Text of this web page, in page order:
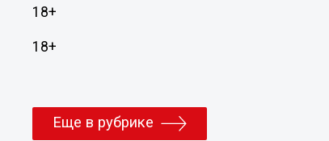
18+
18+
Еще в рубрике